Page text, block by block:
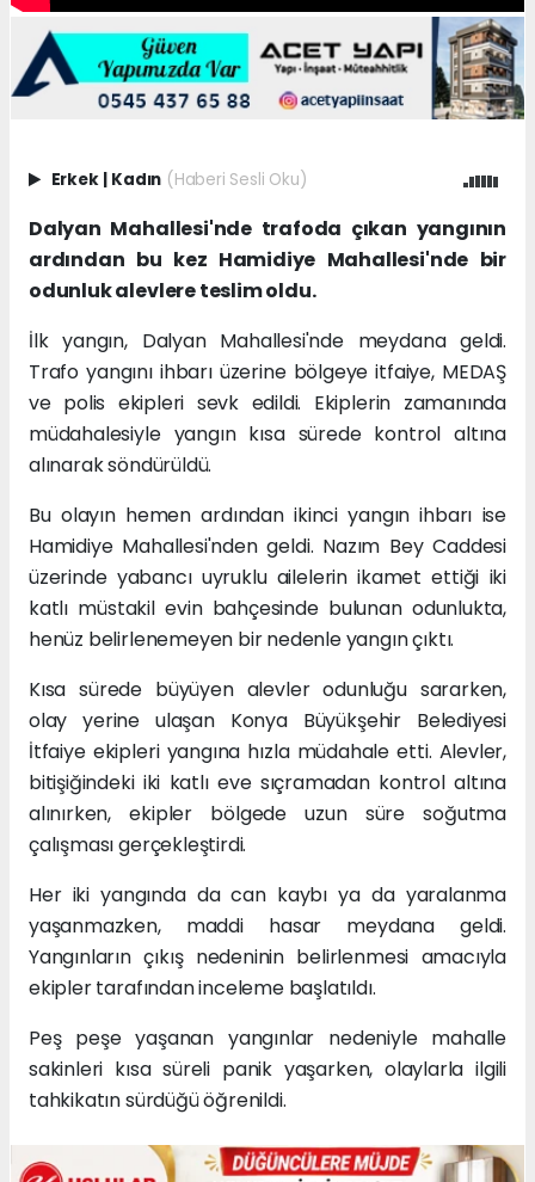
Erkek | Kadın (Haberi Sesli Oku)
Dalyan Mahallesi'nde trafoda çıkan yangının
ardından bu kez Hamidiye Mahallesi'nde bir
odunluk alevlere teslim oldu.
İlk yangın, Dalyan Mahallesi'nde meydana geldi.
Trafo yangını ihbarı üzerine bölgeye itfaiye, MEDAŞ
ve polis ekipleri sevk edildi. Ekiplerin zamanında
müdahalesiyle yangın kısa sürede kontrol altına
alınarak söndürüldü.
Bu olayın hemen ardından ikinci yangın ihbarı ise
Hamidiye Mahallesi'nden geldi. Nazım Bey Caddesi
üzerinde yabancı uyruklu ailelerin ikamet ettiği iki
katlı müstakil evin bahçesinde bulunan odunlukta,
henüz belirlenemeyen bir nedenle yangın çıktı.
Kısa sürede büyüyen alevler odunluğu sararken,
olay yerine ulaşan Konya Büyükşehir Belediyesi
İtfaiye ekipleri yangına hızla müdahale etti. Alevler,
bitişiğindeki iki katlı eve sıçramadan kontrol altına
alınırken, ekipler bölgede uzun süre soğutma
çalışması gerçekleştirdi.
Her iki yangında da can kaybı ya da yaralanma
yaşanmazken, maddi hasar meydana geldi.
Yangınların çıkış nedeninin belirlenmesi amacıyla
ekipler tarafından inceleme başlatıldı.
Peş peşe yaşanan yangınlar nedeniyle mahalle
sakinleri kısa süreli panik yaşarken, olaylarla ilgili
tahkikatın sürdüğü öğrenildi.